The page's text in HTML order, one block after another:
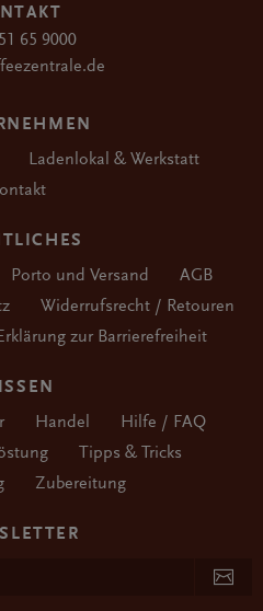
65 9000
Ladenlokal & Werkstatt
Porto und Versand
AGB
Widerrufsrecht / Retouren
zur Barrierefreiheit
Handel
Hilfe / FAQ
Tipps & Tricks
Zubereitung